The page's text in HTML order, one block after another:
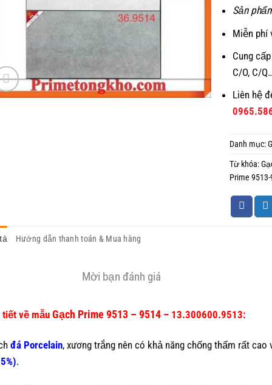
Sản
Miễn phí
Cung
C/O, C/
Liên hệ
Danh mục:
Từ khóa:
Prime
Hướng dẫn thanh toán & Mua hàng
Mời bạn đánh giá
tiết về mẫu Gạch Prime 9513 – 9514– 13.300600.9513:
đá Porcelain, xương trắng nên có khả năng chống thấm rất
.